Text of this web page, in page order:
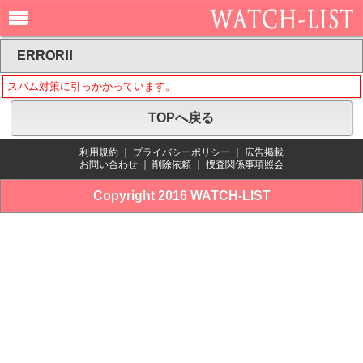
ERROR!!
スパム対策に引っかかっています。
TOPへ戻る
利用規約 プライバシーポリシー
広告掲載
お問い合わせ
削除依頼 捜査関係事項照会
Copyright 2016 WATCH-LIST